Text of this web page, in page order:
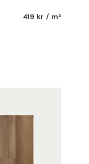
419 kr / m²